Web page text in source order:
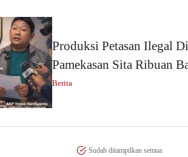
Produksi Petasan Ilegal
Pamekasan Sita Ribuan
Berita
Sudah ditampilkan semua